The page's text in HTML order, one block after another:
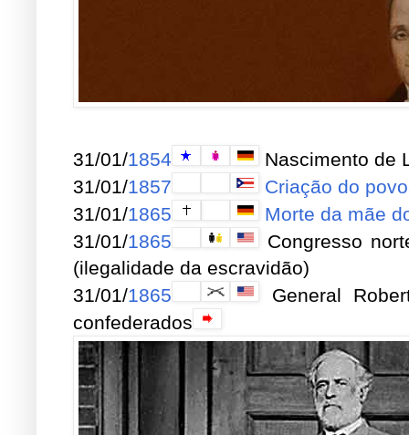
31/01/1854
Nascimento de
31/01/1857
Criação do
31/01/1865
Morte da mãe
31/01/1865
Congresso
(ilegalidade da escravidão)
31/01/1865
General
confederados